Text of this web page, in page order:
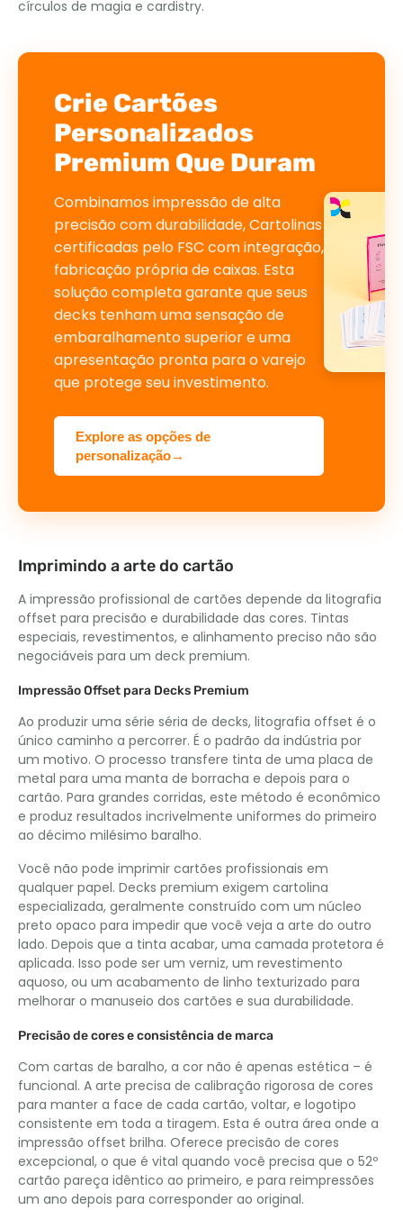
círculos de magia e cardistry.
Crie Cartões
Personalizados
Premium Que Duram
Combinamos impressão de alta
precisão com durabilidade, Cartolinas
certificadas pelo FSC com integração,
fabricação própria de caixas. Esta
solução completa garante que seus
decks tenham uma sensação de
embaralhamento superior e uma
apresentação pronta para o varejo
que protege seu investimento.
Explore as opções de
personalização→
Imprimindo a arte do cartão
A impressão profissional de cartões depende da litografia
offset para precisão e durabilidade das cores. Tintas
especiais, revestimentos, e alinhamento preciso não são
negociáveis ​​para um deck premium.
Impressão Offset para Decks Premium
Ao produzir uma série séria de decks, litografia offset é o
único caminho a percorrer. É o padrão da indústria por
um motivo. O processo transfere tinta de uma placa de
metal para uma manta de borracha e depois para o
cartão. Para grandes corridas, este método é econômico
e produz resultados incrivelmente uniformes do primeiro
ao décimo milésimo baralho.
Você não pode imprimir cartões profissionais em
qualquer papel. Decks premium exigem cartolina
especializada, geralmente construído com um núcleo
preto opaco para impedir que você veja a arte do outro
lado. Depois que a tinta acabar, uma camada protetora é
aplicada. Isso pode ser um verniz, um revestimento
aquoso, ou um acabamento de linho texturizado para
melhorar o manuseio dos cartões e sua durabilidade.
Precisão de cores e consistência de marca
Com cartas de baralho, a cor não é apenas estética – é
funcional. A arte precisa de calibração rigorosa de cores
para manter a face de cada cartão, voltar, e logotipo
consistente em toda a tiragem. Esta é outra área onde a
impressão offset brilha. Oferece precisão de cores
excepcional, o que é vital quando você precisa que o 52º
cartão pareça idêntico ao primeiro, e para reimpressões
um ano depois para corresponder ao original.